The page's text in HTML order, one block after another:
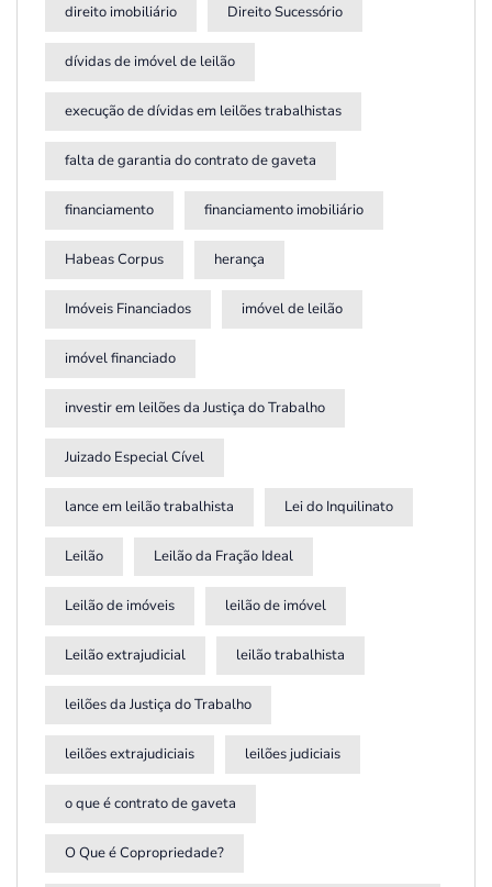
direito imobiliário Direito Sucessório
dívidas de imóvel de leilão
execução de dívidas em leilões trabalhistas
falta de garantia do contrato de gaveta
financiamento financiamento imobiliário
Habeas Corpus herança
Imóveis Financiados imóvel de leilão
imóvel financiado
investir em leilões da Justiça do Trabalho
Juizado Especial Cível
lance em leilão trabalhista Lei do Inquilinato
Leilão Leilão da Fração Ideal
Leilão de imóveis leilão de imóvel
Leilão extrajudicial leilão trabalhista
leilões da Justiça do Trabalho
leilões extrajudiciais leilões judiciais
o que é contrato de gaveta
O Que é Copropriedade?